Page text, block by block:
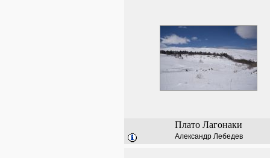
Плато Лагонаки
Александр Лебедев